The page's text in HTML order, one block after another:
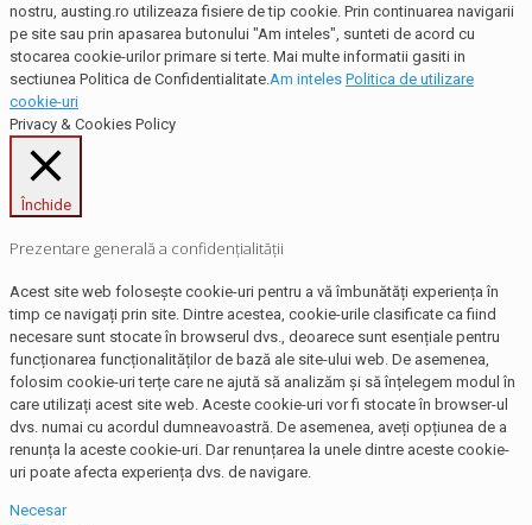
nostru, austing.ro utilizeaza fisiere de tip cookie. Prin continuarea navigarii
pe site sau prin apasarea butonului "Am inteles", sunteti de acord cu
stocarea cookie-urilor primare si terte. Mai multe informatii gasiti in
sectiunea Politica de Confidentialitate. Am inteles Politica de utilizare
cookie-uri
Privacy & Cookies Policy
Închide
Prezentare generală a confidențialității
Acest site web folosește cookie-uri pentru a vă îmbunătăți experiența în
timp ce navigați prin site. Dintre acestea, cookie-urile clasificate ca fiind
necesare sunt stocate în browserul dvs., deoarece sunt esențiale pentru
funcționarea funcționalităților de bază ale site-ului web. De asemenea,
folosim cookie-uri terțe care ne ajută să analizăm și să înțelegem modul în
care utilizați acest site web. Aceste cookie-uri vor fi stocate în browser-ul
dvs. numai cu acordul dumneavoastră. De asemenea, aveți opțiunea de a
renunța la aceste cookie-uri. Dar renunțarea la unele dintre aceste cookie-
uri poate afecta experiența dvs. de navigare.
Necesar